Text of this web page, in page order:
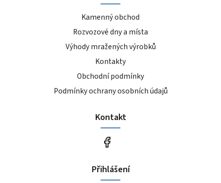
Kamenný obchod
Rozvozové dny a místa
Výhody mražených výrobků
Kontakty
Obchodní podmínky
Podmínky ochrany osobních údajů
Kontakt
Přihlášení